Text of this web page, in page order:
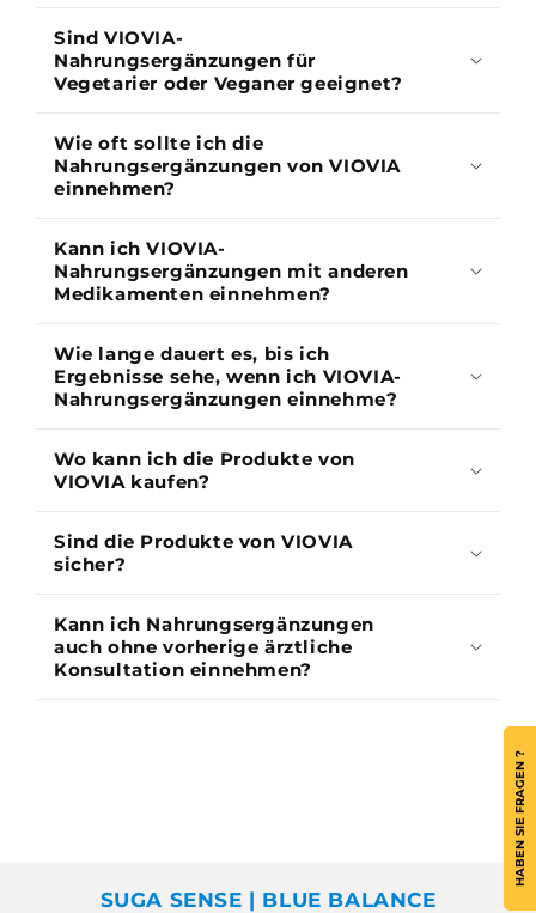
Sind VIOVIA-
Nahrungsergänzungen für
Vegetarier oder Veganer geeignet?
Wie oft sollte ich die
Nahrungsergänzungen von VIOVIA
einnehmen?
Kann ich VIOVIA-
Nahrungsergänzungen mit anderen
Medikamenten einnehmen?
Wie lange dauert es, bis ich
Ergebnisse sehe, wenn ich VIOVIA-
Nahrungsergänzungen einnehme?
Wo kann ich die Produkte von
VIOVIA kaufen?
Sind die Produkte von VIOVIA
sicher?
Kann ich Nahrungsergänzungen
auch ohne vorherige ärztliche
Konsultation einnehmen?
SUGA SENSE | BLUE BALANCE
HABEN SIE FRAGEN ?